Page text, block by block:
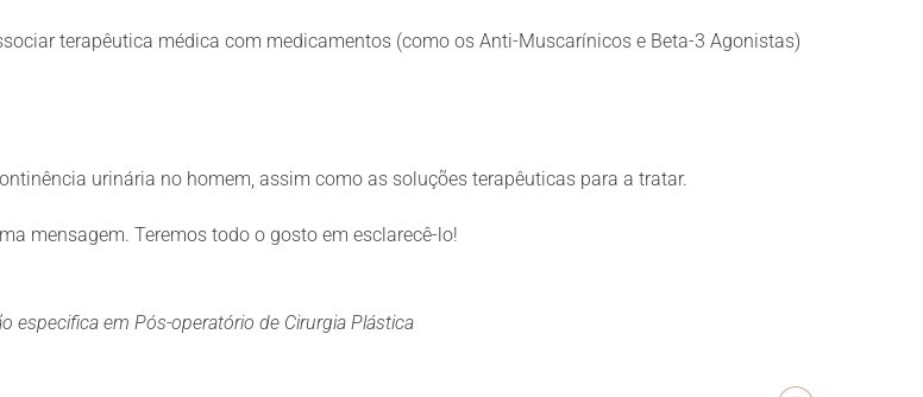
terapêutica médica com medicamentos (como os Anti-Muscarínicos e Beta-3 Agonistas)
urinária no homem, assim como as soluções terapêuticas para a tratar.
mensagem. Teremos todo o gosto em esclarecê-lo!
especifica em Pós-operatório de Cirurgia Plástica